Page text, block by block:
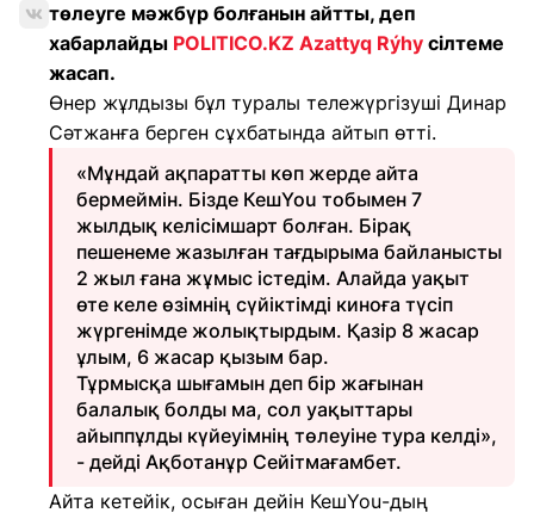
төлеуге мәжбүр болғанын айтты, деп
хабарлайды POLITICO.KZ Azattyq Rýhy сілтеме
жасап.
Өнер жұлдызы бұл туралы тележүргізуші Динар
Сәтжанға берген сұхбатында айтып өтті.
«Мұндай ақпаратты көп жерде айта
бермеймін. Бізде КешYou тобымен 7
жылдық келісімшарт болған. Бірақ
пешенеме жазылған тағдырыма байланысты
2 жыл ғана жұмыс істедім. Алайда уақыт
өте келе өзімнің сүйіктімді киноға түсіп
жүргенімде жолықтырдым. Қазір 8 жасар
ұлым, 6 жасар қызым бар.
Тұрмысқа шығамын деп бір жағынан
балалық болды ма, сол уақыттары
айыппұлды күйеуімнің төлеуіне тура келді»,
- дейді Ақботанұр Сейітмағамбет.
Айта кетейік, осыған дейін КешYou-дың